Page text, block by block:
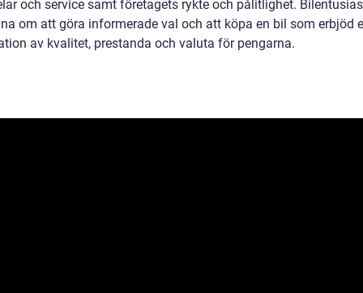
och service samt företagets rykte och pålitlighet.
om att göra informerade val och att köpa en bil som erbjöd
av kvalitet, prestanda och valuta för pengarna.